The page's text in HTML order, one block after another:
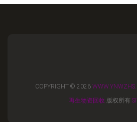
COPYRIGHT © 2026
再生物资回收 版权所有